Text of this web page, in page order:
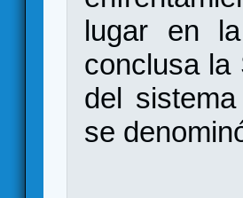
lugar en
conclusa la
del
se